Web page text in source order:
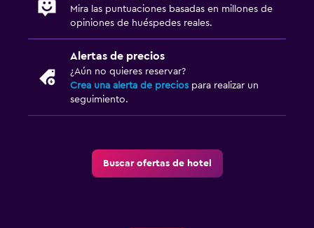
Mira las puntuaciones basadas en millones de
opiniones de huéspedes reales.
Alertas de precios
¿Aún no quieres reservar?
Crea una alerta de precios para realizar un
seguimiento.
Buscar ofertas de hotel